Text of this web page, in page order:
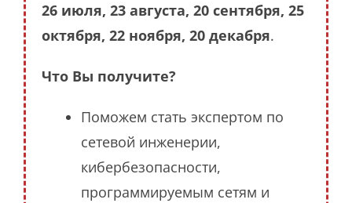
26 июля, 23 августа, 20 сентября, 25
октября, 22 ноября, 20 декабря.
Что Вы получите?
Поможем стать экспертом по
сетевой инженерии,
кибербезопасности,
программируемым сетям и